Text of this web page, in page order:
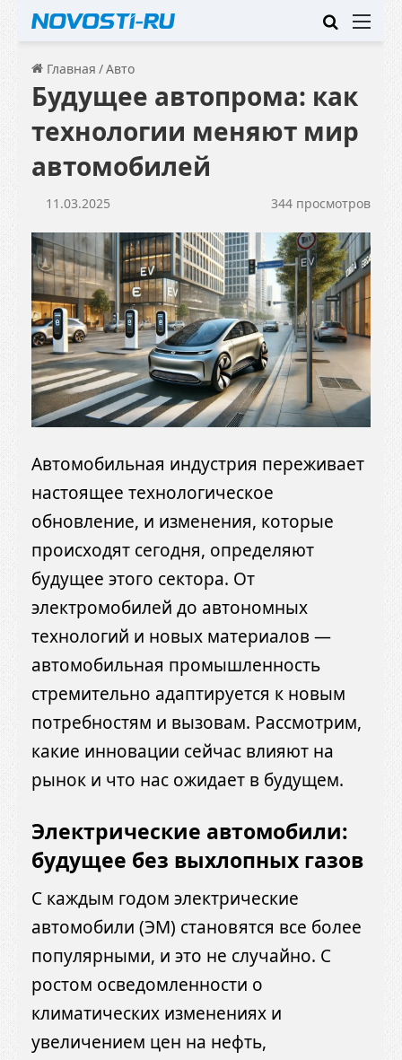
Искать
Главная /Авто
Будущее автопрома: как
технологии меняют мир
автомобилей
11.03.2025 344 просмотров
Автомобильная индустрия переживает
настоящее технологическое
обновление, и изменения, которые
происходят сегодня, определяют
будущее этого сектора. От
электромобилей до автономных
технологий и новых материалов —
автомобильная промышленность
стремительно адаптируется к новым
потребностям и вызовам. Рассмотрим,
какие инновации сейчас влияют на
рынок и что нас ожидает в будущем.
Электрические автомобили:
будущее без выхлопных газов
С каждым годом электрические
автомобили (ЭМ) становятся все более
популярными, и это не случайно. С
ростом осведомленности о
климатических изменениях и
увеличением цен на нефть,